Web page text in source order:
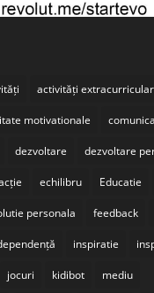
activități
motivationale
dezvoltare dezvoltare
echilibru Educatie
personala feedback
inspiratie
jocuri kidibot mediu